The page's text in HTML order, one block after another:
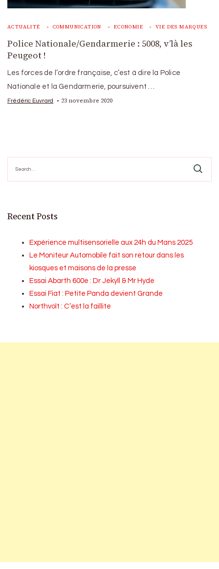
ACTUALITÉ COMMUNICATION ECONOMIE VIE DES MARQUES
Police Nationale/Gendarmerie : 5008, v’là les
Peugeot !
Les forces de l’ordre française, c’est à dire la Police
Nationale et la Gendarmerie, poursuivent …
Frédéric Euvrard 23 novembre 2020
for:
Recent Posts
Expérience multisensorielle aux 24h du Mans 2025
Le Moniteur Automobile fait son retour dans les
kiosques et maisons de la presse
Essai Abarth 600e : Dr Jekyll & Mr Hyde
Essai Fiat : Petite Panda devient Grande
Northvolt : C’est la faillite